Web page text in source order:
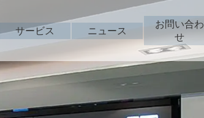
サービス ニュース
お問い合わ
せ